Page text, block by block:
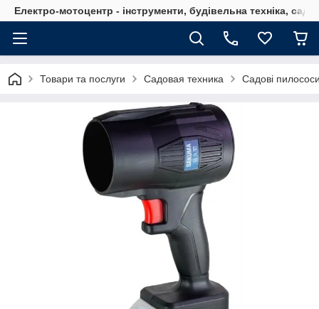
Електро-мотоцентр - інструменти, будівельна техніка,
Товари та послуги Садовая техника Садові